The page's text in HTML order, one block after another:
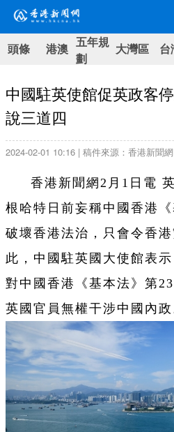
頭條 港澳 五年規
劃
大灣區 台
中國駐英使館促英政客
說三道四
2024-02-01 10:16 | 稿件來源：香港新聞網
香港新聞網2月1日電
根哈特日前妄稱中國香港
破壞香港法治，只會令香
此，中國駐英國大使館表
對中國香港《基本法》第
英國官員無權干涉中國內政